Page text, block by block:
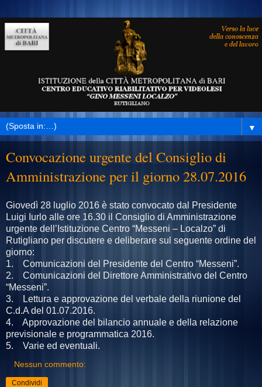
▼
Convocazione urgente del Consiglio di
Amministrazione per il giorno 28.07.2016
Giovedì 28 luglio 2016 è stato convocato dal Presidente
Luigi Iurlo alle ore 16.30 il Consiglio di Amministrazione
urgente dell’Istituzione Centro “Messeni – Localzo” di
Rutigliano per discutere e deliberare sul seguente ordine del
giorno:
1. Comunicazioni del Presidente del Centro “Messeni”.
2. Comunicazioni del Direttore Amministrativo del Centro
“Messeni”.
3. Lettura e approvazione del verbale della riunione del
C.d.A del 01.07.2016.
4. Approvazione del bilancio annuale e della relazione
previsionale e programmatica 2016.
5. Varie ed eventuali.
Nessun commento:
Condividi